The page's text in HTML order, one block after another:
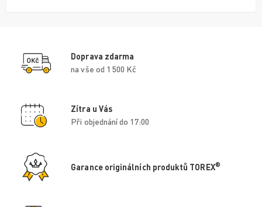
Doprava zdarma
na vše od 1 500 Kč
Zítra u Vás
Při objednání do 17:00
Garance originálních produktů TOREX®